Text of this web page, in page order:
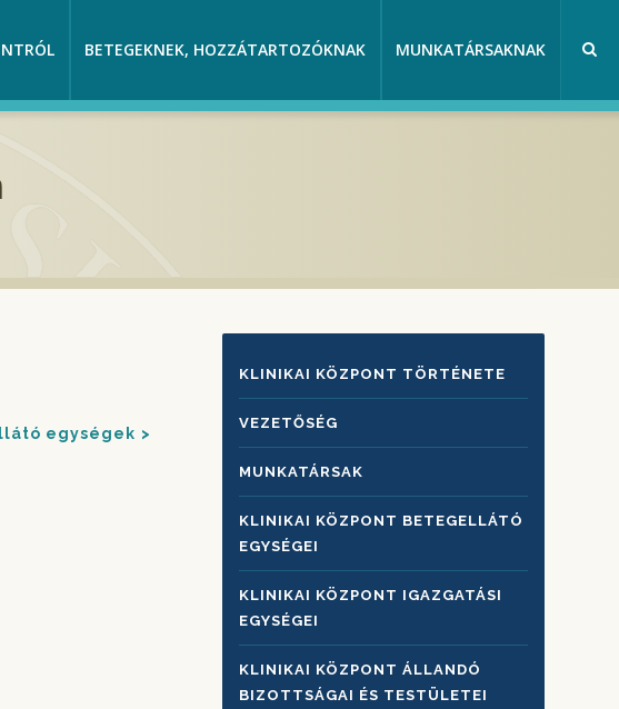
BETEGEKNEK, HOZZÁTARTOZÓKNAK MUNKATÁRSAKNAK
egységek
KLINIKAI
KÖZPONTRÓL
KLINIKAI KÖZPONT TÖRTÉNETE
VEZETŐSÉG
MUNKATÁRSAK
KLINIKAI KÖZPONT BETEGELLÁTÓ
EGYSÉGEI
KLINIKAI KÖZPONT IGAZGATÁSI
EGYSÉGEI
KLINIKAI KÖZPONT ÁLLANDÓ
BIZOTTSÁGAI ÉS TESTÜLETEI